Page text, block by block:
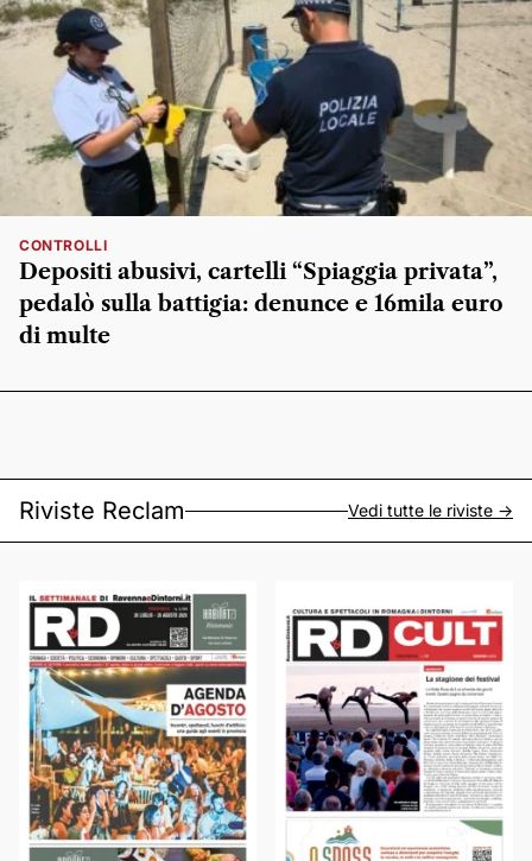
CONTROLLI
Depositi abusivi, cartelli “Spiaggia privata”,
pedalò sulla battigia: denunce e 16mila euro
di multe
Riviste Reclam Vedi tutte le riviste ->